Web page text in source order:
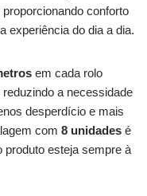
conforto
experiência do dia a dia.
em cada rolo
a necessidade
desperdício e mais
com 8 unidades é
produto esteja sempre à